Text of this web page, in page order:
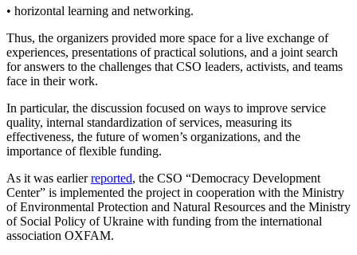
• horizontal learning and networking.
Thus, the organizers provided more space for a live exchange of
experiences, presentations of practical solutions, and a joint search
for answers to the challenges that CSO leaders, activists, and teams
face in their work.
In particular, the discussion focused on ways to improve service
quality, internal standardization of services, measuring its
effectiveness, the future of women’s organizations, and the
importance of flexible funding.
As it was earlierreported, the CSO “Democracy Development
Center” is implemented the project in cooperation with the Ministry
of Environmental Protection and Natural Resources and the Ministry
of Social Policy of Ukraine with funding from the international
association OXFAM.